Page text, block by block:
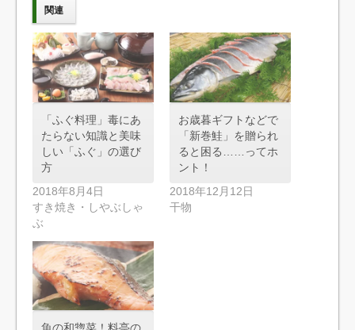
関連
「ふぐ料理」毒にあ
たらない知識と美味
しい「ふぐ」の選び
方
2018年8月4日
すき焼き・しやぶしゃ
ぶ
お歳暮ギフトなどで
「新巻鮭」を贈られ
ると困る……ってホ
ント！
2018年12月12日
干物